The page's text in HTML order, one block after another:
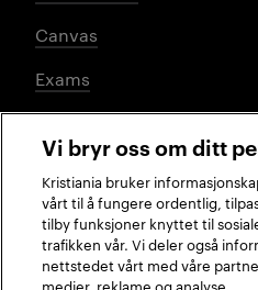
Canvas
Exams
Social media
FacebookInstagramLinkedIn
Vi bryr oss om ditt
Kristiania bruker
vårt til å fungere ordentlig,
tilby funksjoner knyttet til
trafikken vår. Vi deler også
nettstedet vårt med våre
medier, reklame og analyse.